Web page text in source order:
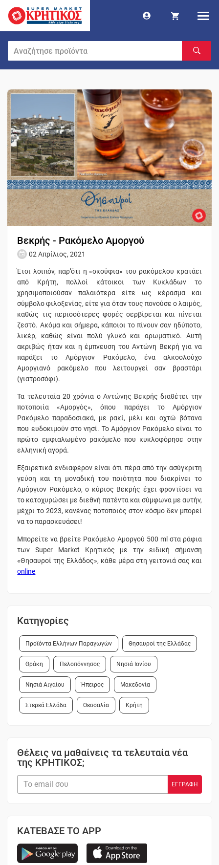
Βεκρής - Ρακόμελο Αμοργού
02 Απρίλιος, 2021
Έτσι λοιπόν, παρ’ότι η «σκούφια» του ρακόμελου κρατάει
από Κρήτη, πολλοί κάτοικοι των Κυκλάδων το
χρησιμοποιούσαν παλαιότερα είτε ως κέρασμα και
σύμβολο φιλοξενίας, είτε για όταν τους πονούσε ο λαιμός,
καθώς τις περισσότερες φορές σερβίρεται και πίνεται
ζεστό. Ακόμα και σήμερα, κάποιοι το πίνουν σαν ηδύποτο,
λικέρ, καθώς είναι πολύ γλυκό και αρωματικό. Αυτή
ακριβώς ήταν και η έμπνευση του Αντώνη Βεκρή για να
παράξει το Αμόργιον Ρακόμελο, ένα αλκοολούχο
Αμοργιανό ρακόμελο που λειτουργεί σαν βραστάρι
(γιατροσόφι).
Τα τελευταία 20 χρόνια ο Αντώνης Βεκρής διαθέτει την
ποτοποιία «Αμοργός», όπου παράγει το Αμόργιον
Ρακόμελο παραδοσιακά, με ρακί, μέλι και οχτώ βότανα
που ευδοκιμούν στο νησί. Το Αμόργιον Ρακόμελο είναι το
πρώτο εμφιαλωμένο ρακόμελο που κυκλοφόρησε στην
ελληνική αγορά.
Εξαιρετικά ενδιαφέρον είναι ότι πέρα από την ασύγκριτη
γεύση και τη μοναδική του ποιότητα που διακρίνει το
Αμόργιον Ρακόμελο, ο κύριος Βεκρής έχει φροντίσει να
το κατοχυρώσει με διεθνή πατέντα και σύμφωνα με αυτήν,
μέχρι το 2023, κανένας ποτοποιός στον κόσμο δεν μπορεί
να το παρασκευάσει!
Μπορείτε να βρείτε Ρακόμελο Αμοργού 500 ml στα ράφια
των Super Market Κρητικός με την ειδική σήμανση
«Θησαυροί της Ελλάδος», κάθε μέρα στη γειτονιά σας και
online
Κατηγορίες
Προϊόντα Ελλήνων Παραγωγών Θησαυροί της Ελλάδας
Θράκη Πελοπόννησος Νησιά Ιονίου
Νησιά Αιγαίου Ήπειρος Μακεδονία
Στερεά Ελλάδα Θεσσαλία Κρήτη
Θέλεις να μαθαίνεις τα τελευταία νέα
της ΚΡΗΤΙΚΟΣ;
ΚΑΤΕΒΑΣΕ ΤΟ APP